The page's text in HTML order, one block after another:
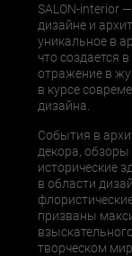
SALON-interior
дизайне и
уникальное в
что создается
отражение в
в курсе
дизайна.
События в
декора, обзоры
исторические
в области
призваны
творческом